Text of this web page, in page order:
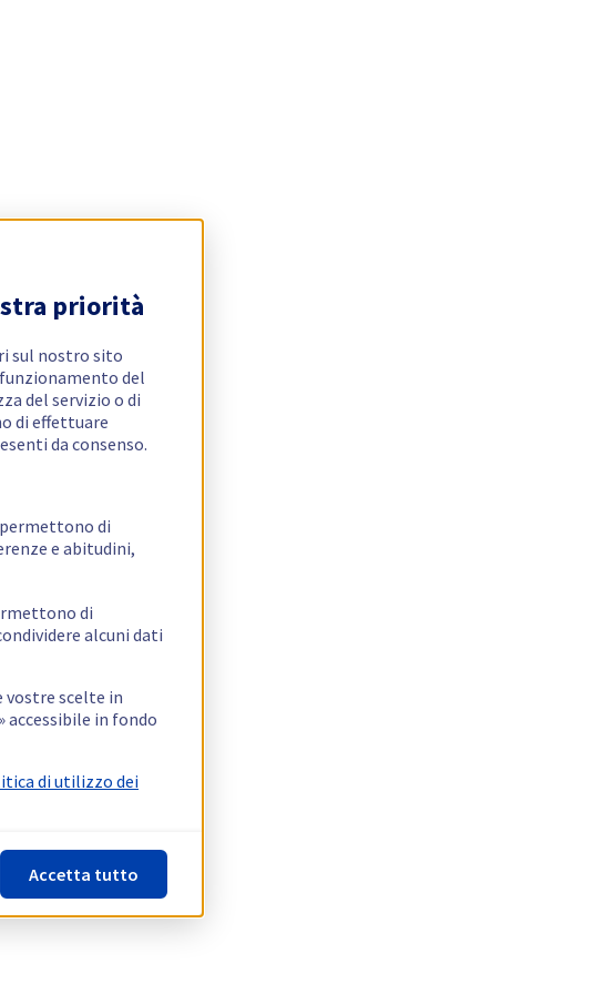
priorità
sul nostro sito
del
del servizio o di
di effettuare
da consenso.
di
e abitudini,
di
alcuni dati
scelte in
accessibile in fondo
di utilizzo dei
Accetta tutto